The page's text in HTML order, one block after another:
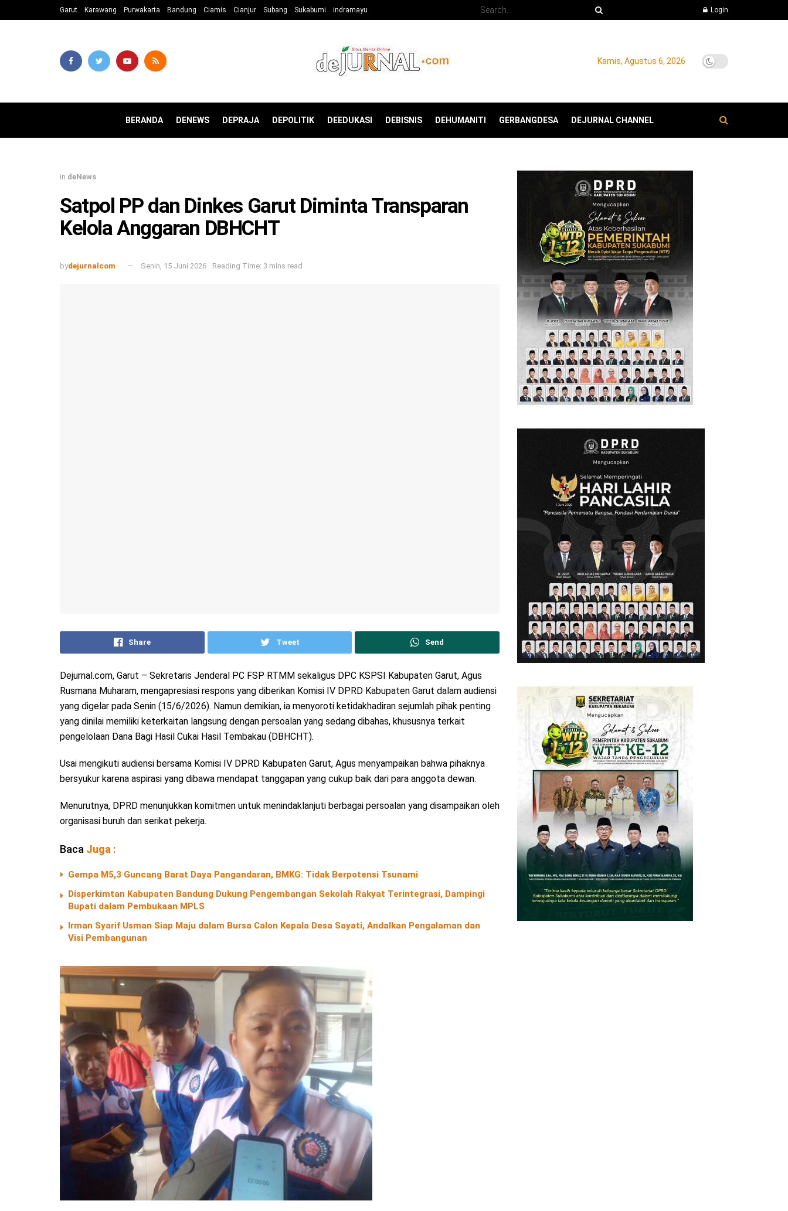
Garut Karawang Purwakarta Bandung Ciamis Cianjur Subang Sukabumi indramayu Login
Kamis, Agustus 6, 2026
BERANDA DENEWS DEPRAJA DEPOLITIK DEEDUKASI DEBISNIS DEHUMANITI GERBANGDESA DEJURNAL CHANNEL
in deNews
Satpol PP dan Dinkes Garut Diminta Transparan
Kelola Anggaran DBHCHT
bydejurnalcom Senin, 15 Juni 2026 Reading Time: 3 mins read
Share Tweet Send
Dejurnal.com, Garut – Sekretaris Jenderal PC FSP RTMM sekaligus DPC KSPSI Kabupaten Garut, Agus
Rusmana Muharam, mengapresiasi respons yang diberikan Komisi IV DPRD Kabupaten Garut dalam audiensi
yang digelar pada Senin (15/6/2026). Namun demikian, ia menyoroti ketidakhadiran sejumlah pihak penting
yang dinilai memiliki keterkaitan langsung dengan persoalan yang sedang dibahas, khususnya terkait
pengelolaan Dana Bagi Hasil Cukai Hasil Tembakau (DBHCHT).
Usai mengikuti audiensi bersama Komisi IV DPRD Kabupaten Garut, Agus menyampaikan bahwa pihaknya
bersyukur karena aspirasi yang dibawa mendapat tanggapan yang cukup baik dari para anggota dewan.
Menurutnya, DPRD menunjukkan komitmen untuk menindaklanjuti berbagai persoalan yang disampaikan oleh
organisasi buruh dan serikat pekerja.
Baca Juga :
Gempa M5,3 Guncang Barat Daya Pangandaran, BMKG: Tidak Berpotensi Tsunami
Disperkimtan Kabupaten Bandung Dukung Pengembangan Sekolah Rakyat Terintegrasi, Dampingi
Bupati dalam Pembukaan MPLS
Irman Syarif Usman Siap Maju dalam Bursa Calon Kepala Desa Sayati, Andalkan Pengalaman dan
Visi Pembangunan